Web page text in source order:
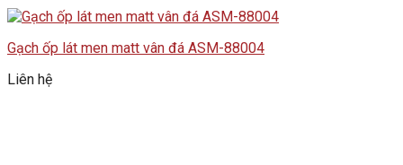
Gạch ốp lát men matt vân đá ASM-88004
Liên hệ